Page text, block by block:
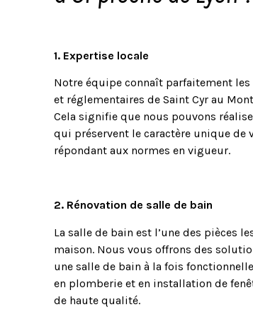
1. Expertise locale
Notre équipe connaît parfaitement
et réglementaires de Saint Cyr au
Cela signifie que nous pouvons
qui préservent le caractère unique de
répondant aux normes en vigueur.
2. Rénovation de salle de bain
La salle de bain est l’une des pièces
maison. Nous vous offrons des
une salle de bain à la fois
en plomberie et en installation de
de haute qualité.